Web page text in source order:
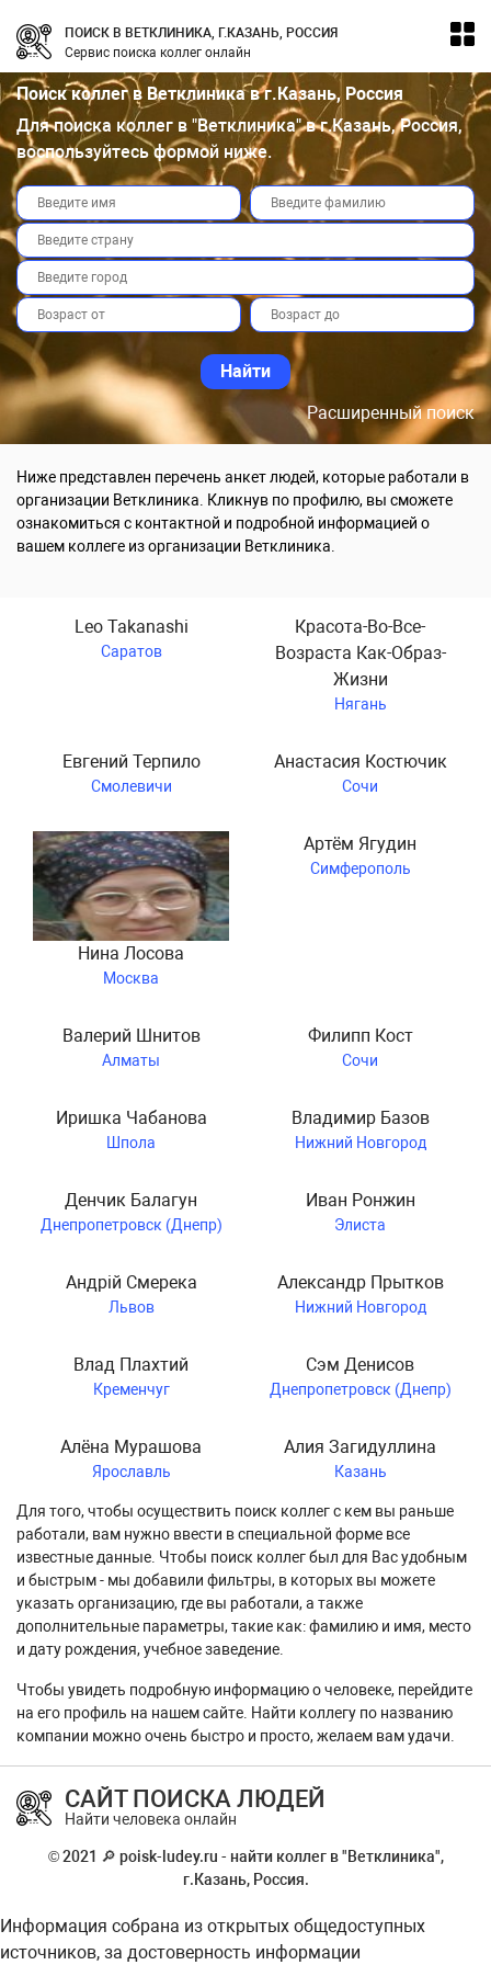
ПОИСК В ВЕТКЛИНИКА, Г.КАЗАНЬ, РОССИЯ
Сервис поиска коллег онлайн
Поиск коллег в Ветклиника в г.Казань, Россия
Для поиска коллег в "Ветклиника" в г.Казань, Россия,
воспользуйтесь формой ниже.
Расширенный поиск
Ниже представлен перечень анкет людей, которые работали в
организации Ветклиника. Кликнув по профилю, вы сможете
ознакомиться с контактной и подробной информацией о
вашем коллеге из организации Ветклиника.
Leo Takanashi
Саратов
Красота-Во-Все-
Возраста Как-Образ-
Жизни
Нягань
Евгений Терпило
Смолевичи
Анастасия Костючик
Сочи
Нина Лосова
Москва
Артём Ягудин
Симферополь
Валерий Шнитов
Алматы
Филипп Кост
Сочи
Иришка Чабанова
Шпола
Владимир Базов
Нижний Новгород
Денчик Балагун
Днепропетровск (Днепр)
Иван Ронжин
Элиста
Андрій Смерека
Львов
Александр Прытков
Нижний Новгород
Влад Плахтий
Кременчуг
Сэм Денисов
Днепропетровск (Днепр)
Алёна Мурашова
Ярославль
Алия Загидуллина
Казань
Для того, чтобы осуществить поиск коллег с кем вы раньше
работали, вам нужно ввести в специальной форме все
известные данные. Чтобы поиск коллег был для Вас удобным
и быстрым - мы добавили фильтры, в которых вы можете
указать организацию, где вы работали, а также
дополнительные параметры, такие как: фамилию и имя, место
и дату рождения, учебное заведение.
Чтобы увидеть подробную информацию о человеке, перейдите
на его профиль на нашем сайте. Найти коллегу по названию
компании можно очень быстро и просто, желаем вам удачи.
САЙТ ПОИСКА ЛЮДЕЙ
Найти человека онлайн
© 2021 🔎 poisk-ludey.ru - найти коллег в "Ветклиника",
г.Казань, Россия.
Информация собрана из открытых общедоступных
источников, за достоверность информации